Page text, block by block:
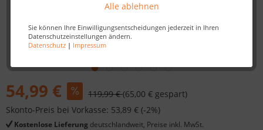
Alle ablehnen
Sie können Ihre Einwilligungsentscheidungen jederzeit in Ihren
Datenschutzeinstellungen ändern.
Datenschutz| Impressum
54,99 € 119,99 €(65,00 € gespart)
Skonto-Preis bei Vorkasse: 53,89 € (-2%)
Kostenlose Lieferung deutschlandweit, Preise inkl. MwSt.